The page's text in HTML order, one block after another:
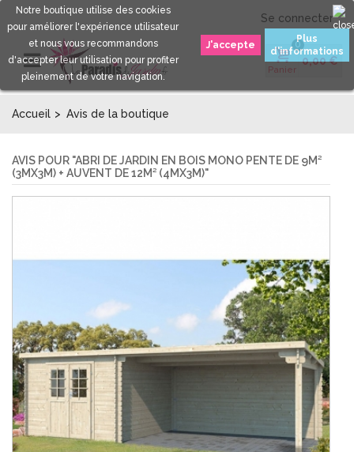
Se connecter
Panier
0
0,00 €
Notre boutique utilise des cookies
pour améliorer l'expérience utilisateur
et nous vous recommandons
d'accepter leur utilisation pour profiter
pleinement de votre navigation.
Plus
d'informations
Accueil > Avis de la boutique
AVIS POUR "ABRI DE JARDIN EN BOIS MONO PENTE DE 9M²
(3MX3M) + AUVENT DE 12M² (4MX3M)"